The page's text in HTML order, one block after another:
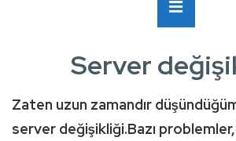
Server
Zaten uzun zamandır
server değişikliği.Bazı